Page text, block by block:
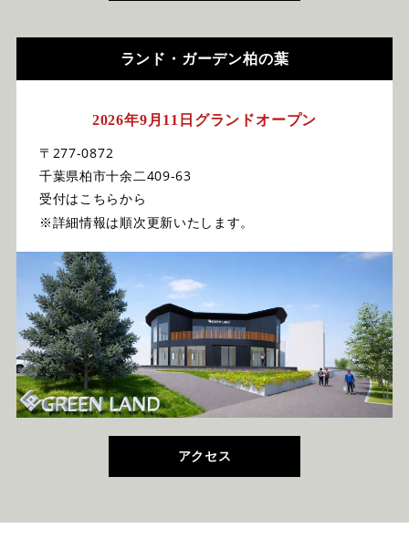
ランド・ガーデン柏の葉
2026年9月11日グランドオープン
〒277-0872
千葉県柏市十余二409-63
受付はこちらから
※詳細情報は順次更新いたします。
アクセス